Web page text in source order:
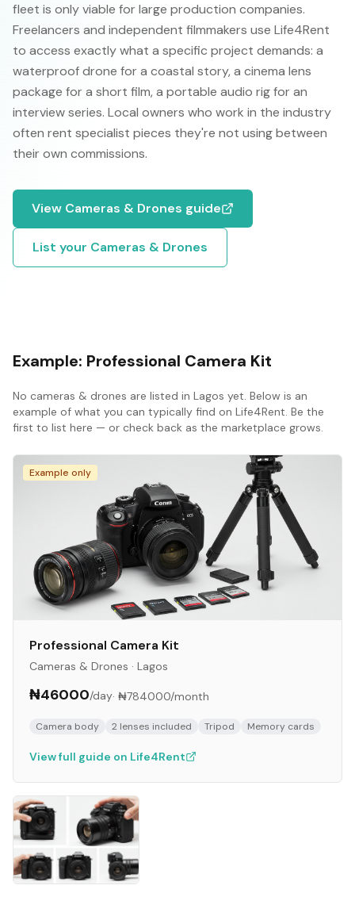
fleet is only viable for large production companies.
Freelancers and independent filmmakers use Life4Rent
to access exactly what a specific project demands: a
waterproof drone for a coastal story, a cinema lens
package for a short film, a portable audio rig for an
interview series. Local owners who work in the industry
often rent specialist pieces they're not using between
their own commissions.
View Cameras & Drones guide
List your Cameras & Drones
Example: Professional Camera Kit
No cameras & drones are listed in Lagos yet. Below is an
example of what you can typically find on Life4Rent. Be the
first to list here — or check back as the marketplace grows.
Example only
Professional Camera Kit
Cameras & Drones · Lagos
₦46000/day· ₦784000/month
Camera body 2 lenses included Tripod Memory cards
View full guide on Life4Rent